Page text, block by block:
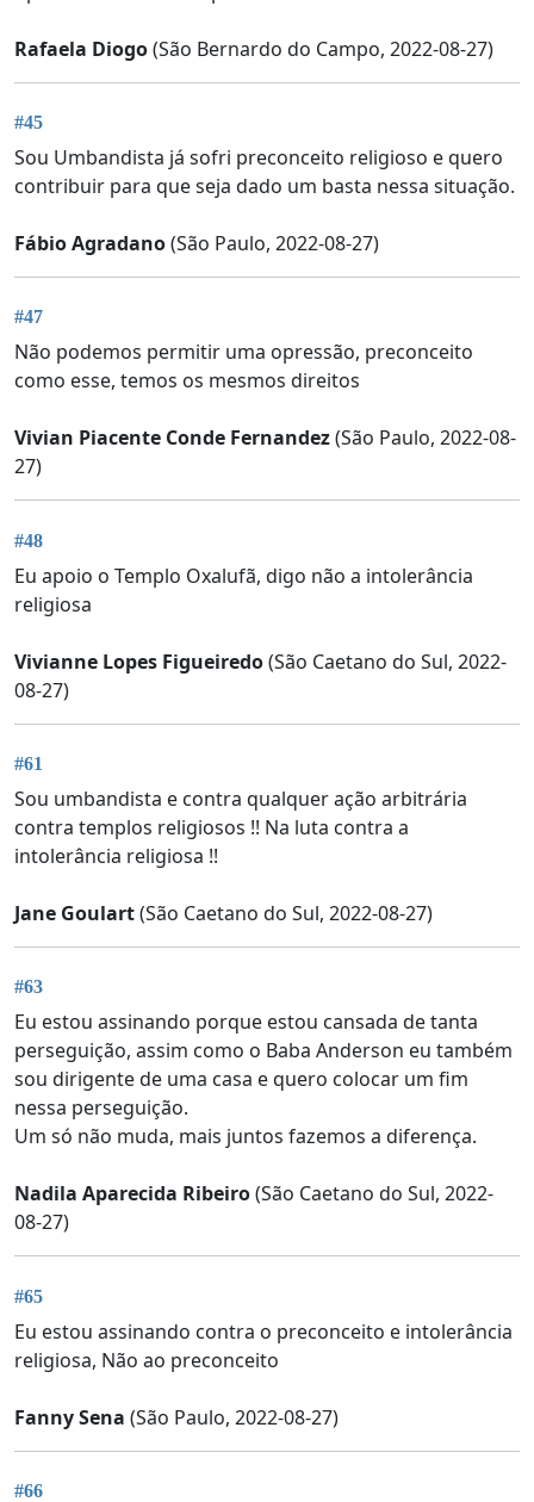
Rafaela Diogo(São Bernardo do Campo, 2022-08-27)
#45
Sou Umbandista já sofri preconceito religioso e quero
contribuir para que seja dado um basta nessa situação.
Fábio Agradano(São Paulo, 2022-08-27)
#47
Não podemos permitir uma opressão, preconceito
como esse, temos os mesmos direitos
Vivian Piacente Conde Fernandez(São Paulo, 2022-08-
27)
#48
Eu apoio o Templo Oxalufã, digo não a intolerância
religiosa
Vivianne Lopes Figueiredo(São Caetano do Sul, 2022-
08-27)
#61
Sou umbandista e contra qualquer ação arbitrária
contra templos religiosos !! Na luta contra a
intolerância religiosa !!
Jane Goulart(São Caetano do Sul, 2022-08-27)
#63
Eu estou assinando porque estou cansada de tanta
perseguição, assim como o Baba Anderson eu também
sou dirigente de uma casa e quero colocar um fim
nessa perseguição.
Um só não muda, mais juntos fazemos a diferença.
Nadila Aparecida Ribeiro(São Caetano do Sul, 2022-
08-27)
#65
Eu estou assinando contra o preconceito e intolerância
religiosa, Não ao preconceito
Fanny Sena (São Paulo, 2022-08-27)
#66